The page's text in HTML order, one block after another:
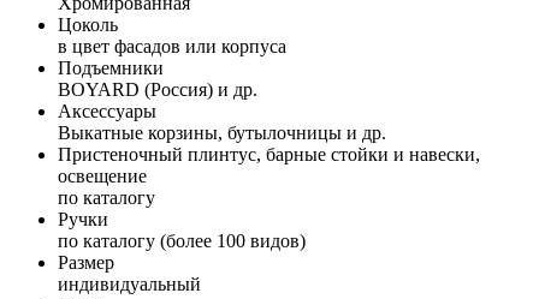
Цоколь
в цвет фасадов или корпуса
Подъемники
BOYARD (Россия) и др.
Аксессуары
Выкатные корзины, бутылочницы и др.
Пристеночный плинтус, барные стойки и навески,
освещение
по каталогу
Ручки
по каталогу (более 100 видов)
Размер
индивидуальный